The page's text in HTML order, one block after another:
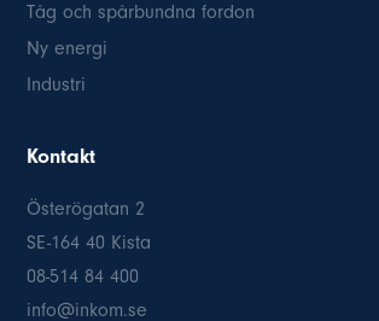
Tåg och spårbundna fordon
Ny energi
Industri
Kontakt
Österögatan 2
SE-164 40 Kista
08-514 84 400
info@inkom.se